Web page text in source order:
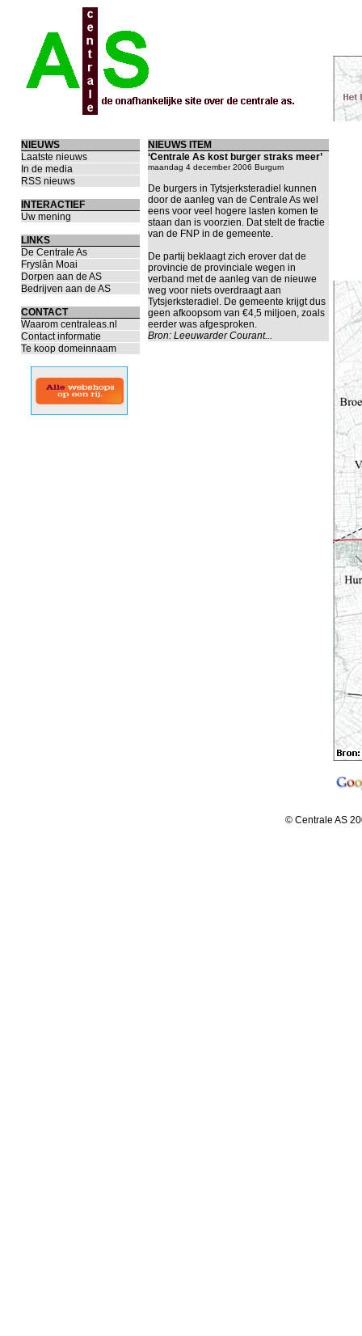
NIEUWS
Laatste nieuws
In de media
RSS nieuws
INTERACTIEF
Uw mening
LINKS
De Centrale As
Fryslân Moai
Dorpen aan de AS
Bedrijven aan de AS
CONTACT
Waarom centraleas.nl
Contact informatie
Te koop domeinnaam
NIEUWS ITEM
‘Centrale As kost burger straks meer’
maandag 4 december 2006 Burgum
De burgers in Tytsjerksteradiel kunnen
door de aanleg van de Centrale As wel
eens voor veel hogere lasten komen te
staan dan is voorzien. Dat stelt de fractie
van de FNP in de gemeente.
De partij beklaagt zich erover dat de
provincie de provinciale wegen in
verband met de aanleg van de nieuwe
weg voor niets overdraagt aan
Tytsjerksteradiel. De gemeente krijgt dus
geen afkoopsom van €4,5 miljoen, zoals
eerder was afgesproken.
Bron: Leeuwarder Courant...
© Centrale AS